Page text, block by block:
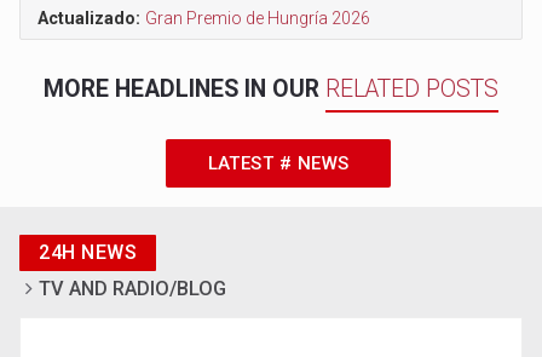
Actualizado: Gran Premio de Hungría 2026
MORE HEADLINES IN OUR RELATED POSTS
LATEST # NEWS
24H NEWS
TV AND RADIO/BLOG